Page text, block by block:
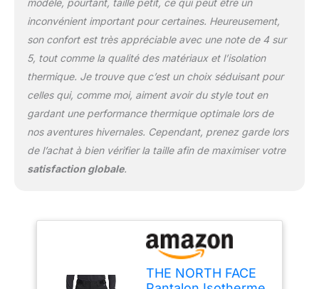
modèle, pourtant, taille petit, ce qui peut être un
inconvénient important pour certaines. Heureusement,
son confort est très appréciable avec une note de 4 sur
5, tout comme la qualité des matériaux et l’isolation
thermique. Je trouve que c’est un choix séduisant pour
celles qui, comme moi, aiment avoir du style tout en
gardant une performance thermique optimale lors de
nos aventures hivernales. Cependant, prenez garde lors
de l’achat à bien vérifier la taille afin de maximiser votre
satisfaction globale.
THE NORTH FACE